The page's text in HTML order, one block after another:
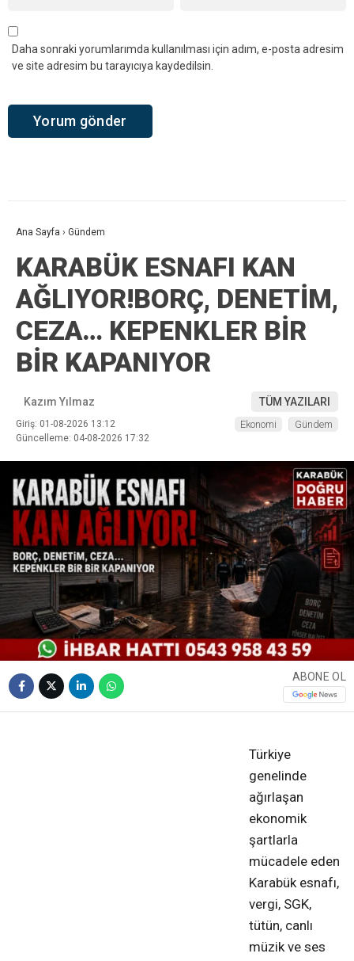
Daha sonraki yorumlarımda kullanılması için adım, e-posta adresim
ve site adresim bu tarayıcıya kaydedilsin.
Ana Sayfa › Gündem
KARABÜK ESNAFI KAN
AĞLIYOR!BORÇ, DENETİM,
CEZA… KEPENKLER BİR
BİR KAPANIYOR
Kazım Yılmaz TÜM YAZILARI
Giriş: 01-08-2026 13:12
Güncelleme: 04-08-2026 17:32
Ekonomi Gündem
ABONE OL
Türkiye
genelinde
ağırlaşan
ekonomik
şartlarla
mücadele eden
Karabük esnafı,
vergi, SGK,
tütün, canlı
müzik ve ses